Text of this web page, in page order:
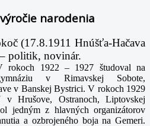
narodenia
(17.8.1911 Hnúšťa-Hačava
politik, novinár.
rokoch 1922 – 1927 študoval na
v Rimavskej Sobote,
v Banskej Bystrici. V rokoch 1929
Hrušove, Ostranoch, Liptovskej
jedným z hlavných organizátorov
a ozbrojeného boja na Gemeri.